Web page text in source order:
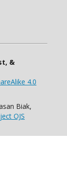
&
4.0
Biak,
OJS